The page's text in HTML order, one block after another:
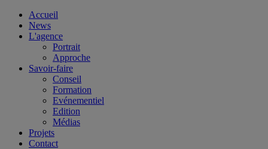
Accueil
News
L'agence
Portrait
Approche
Savoir-faire
Conseil
Formation
Evénementiel
Edition
Médias
Projets
Contact